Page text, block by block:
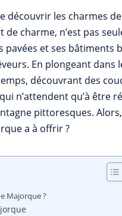
découvrir les charmes
de charme, n’est pas
et ses bâtiments
En plongeant dans
découvrant des
n’attendent qu’à être
pittoresques.
a à offrir ?
Majorque ?